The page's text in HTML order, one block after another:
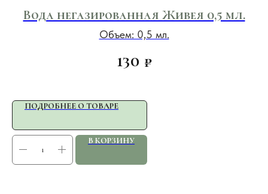
Вода негазированная Живея 0,5 мл.
Объем: 0,5 мл.
130 ₽
ПОДРОБНЕЕ О ТОВАРЕ
В КОРЗИНУ